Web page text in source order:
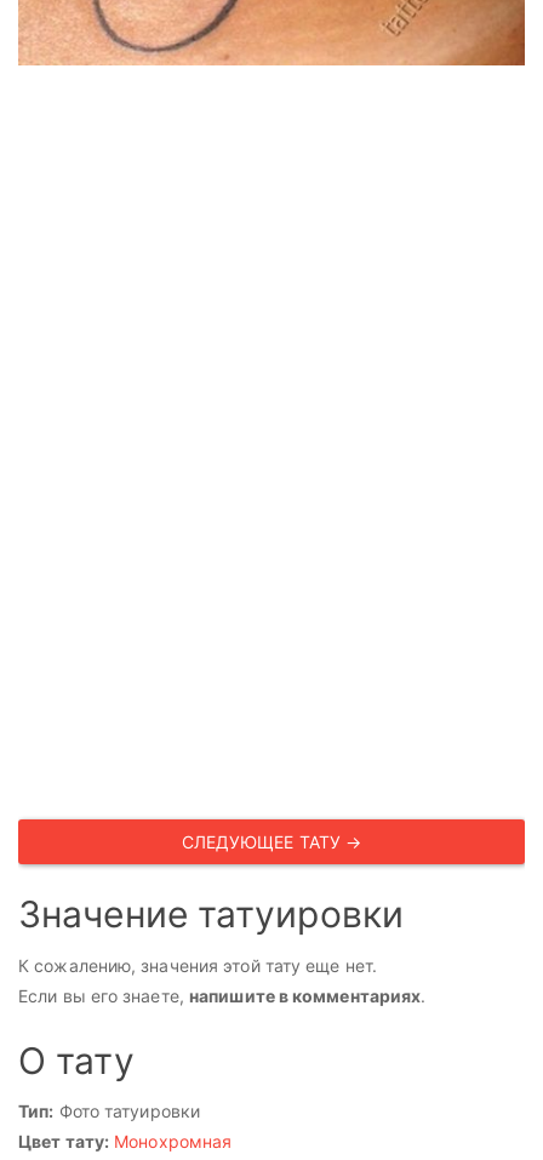
СЛЕДУЮЩЕЕ ТАТУ →
Значение татуировки
К сожалению, значения этой тату еще нет.
Если вы его знаете, напишите в комментариях.
О тату
Тип: Фото татуировки
Цвет тату: Монохромная